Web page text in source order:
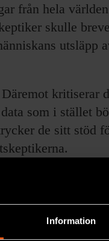
Information
från hela
skulle
utsläpp
kritiserar
som i stället
de sitt stöd